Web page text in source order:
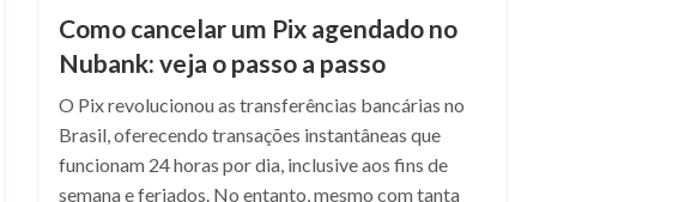
Como cancelar um Pix agendado no
Nubank: veja o passo a passo
O Pix revolucionou as transferências bancárias no
Brasil, oferecendo transações instantâneas que
funcionam 24 horas por dia, inclusive aos fins de
semana e feriados. No entanto, mesmo com tanta